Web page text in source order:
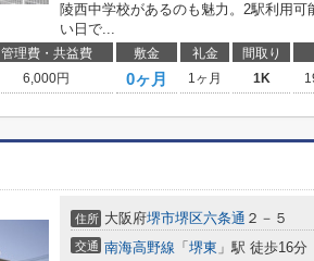
陵西中学校があるのも魅力。2駅利用
い日で...
管理費・共益費 敷金 礼金
間取り
6,000円 0ヶ月 1ヶ月 1K
住所 大阪府堺市堺区六条通 ２－５
交通 南海高野線 「 堺東 」駅 徒歩16分